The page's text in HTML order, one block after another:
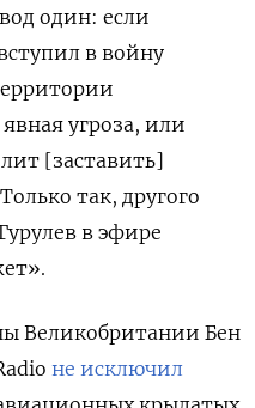
один: если
в войну
угроза, или
[заставить]
так, другого
в эфире
.
Великобритании Бен
не исключил